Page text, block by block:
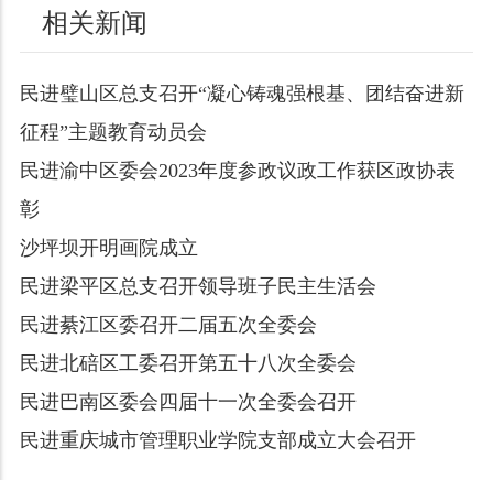
相关新闻
民进璧山区总支召开“凝心铸魂强根基、团结奋进新
征程”主题教育动员会
民进渝中区委会2023年度参政议政工作获区政协表
彰
沙坪坝开明画院成立
民进梁平区总支召开领导班子民主生活会
民进綦江区委召开二届五次全委会
民进北碚区工委召开第五十八次全委会
民进巴南区委会四届十一次全委会召开
民进重庆城市管理职业学院支部成立大会召开